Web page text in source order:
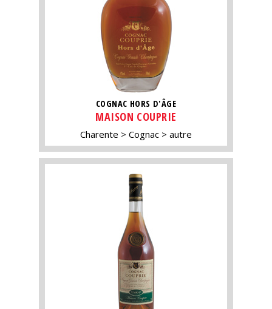
COGNAC HORS D'ÂGE
MAISON COUPRIE
Charente Cognac autre